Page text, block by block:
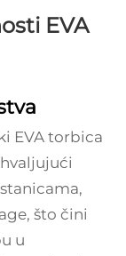
EVA
EVA torbica
što čini
u